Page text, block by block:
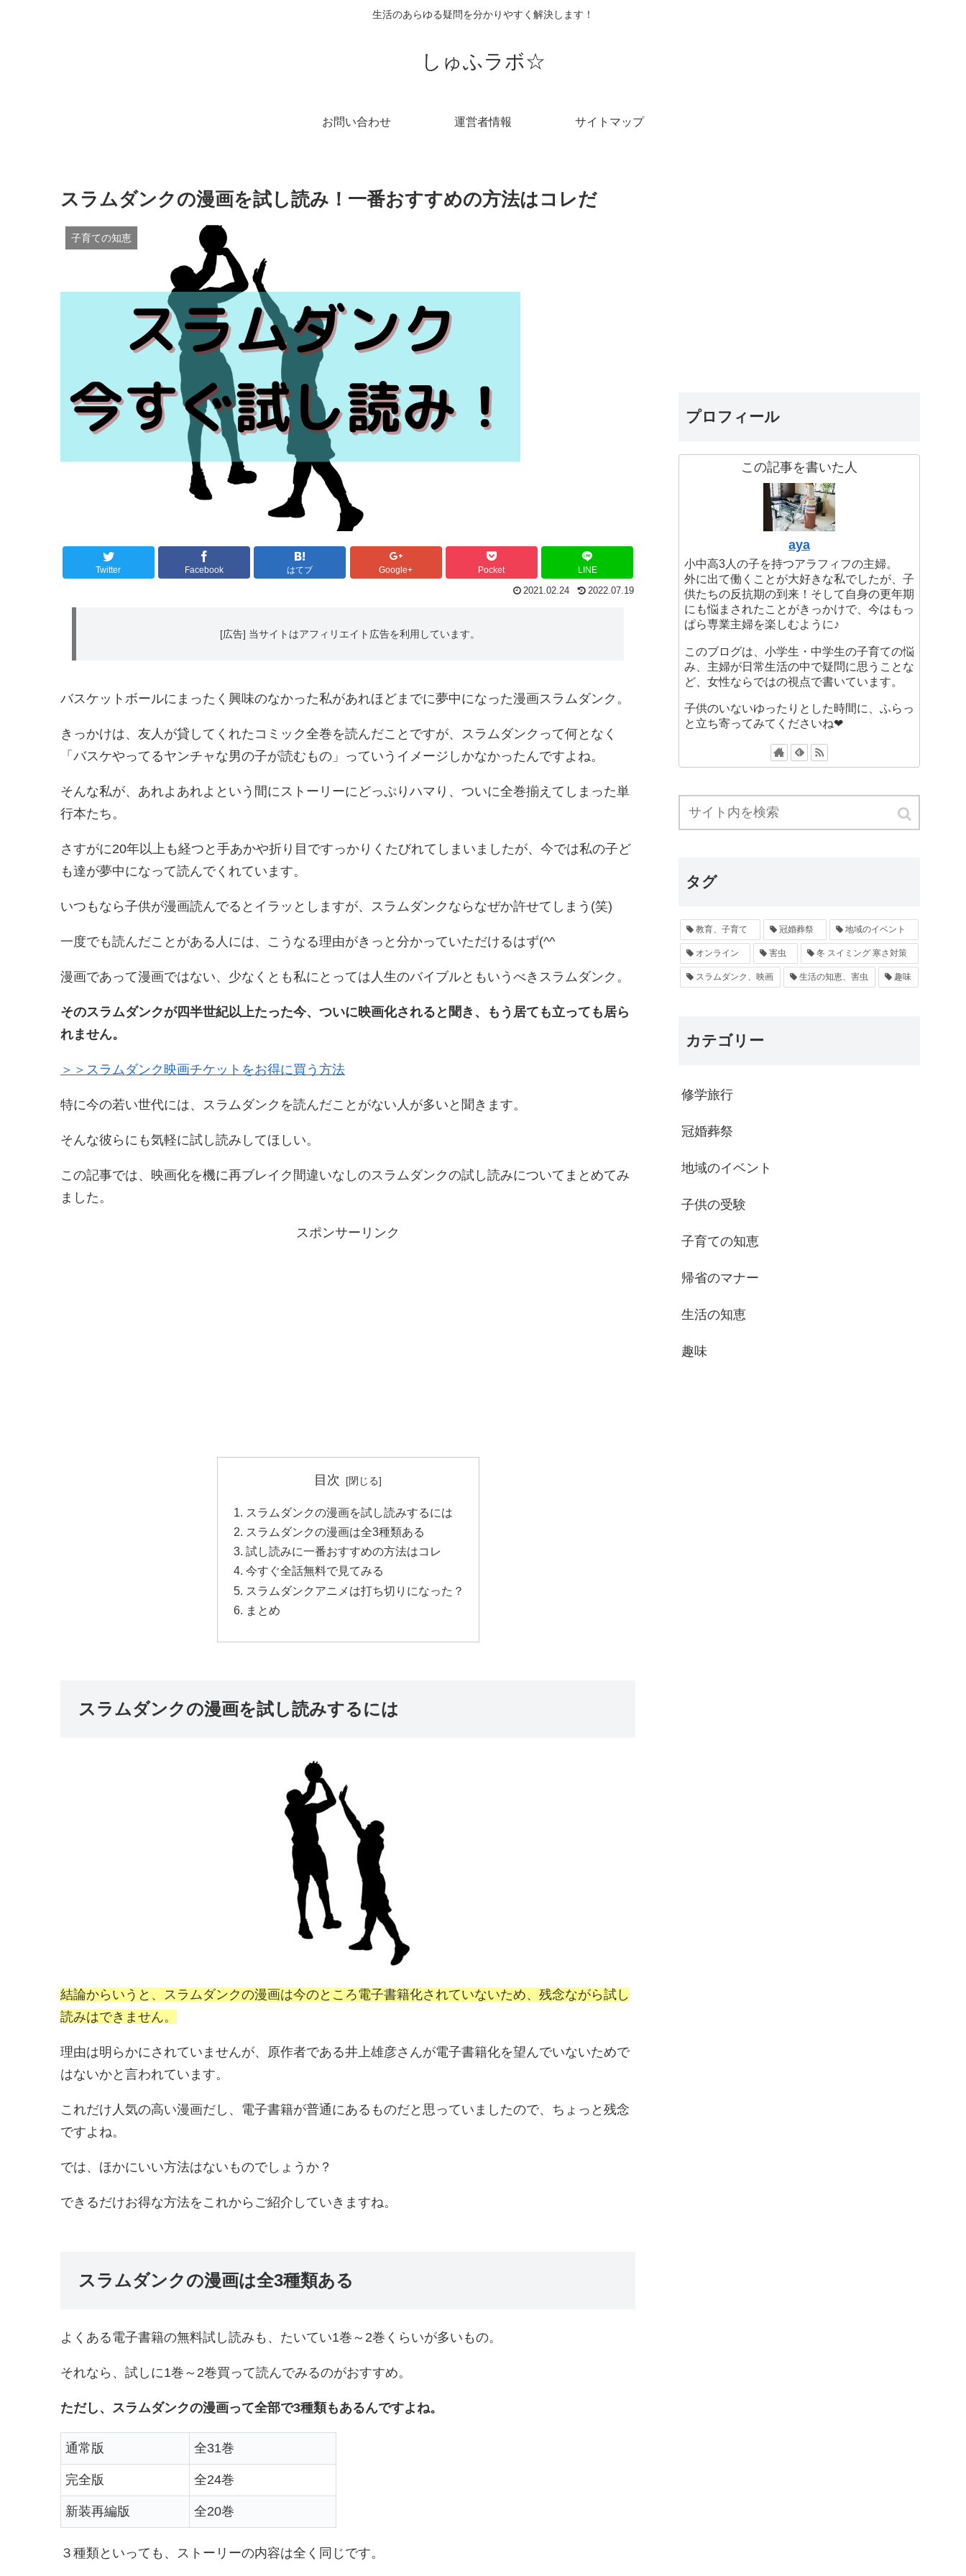
生活のあらゆる疑問を分かりやすく解決します！
しゅふラボ☆
お問い合わせ 運営者情報 サイトマップ
スラムダンクの漫画を試し読み！一番おすすめの方法はコレだ
子育ての知恵
Twitter Facebook はてブ Google+ Pocket LINE
2021.02.24 2022.07.19
[広告] 当サイトはアフィリエイト広告を利用しています。
バスケットボールにまったく興味のなかった私があれほどまでに夢中になった漫画スラムダンク。
きっかけは、友人が貸してくれたコミック全巻を読んだことですが、スラムダンクって何となく
「バスケやってるヤンチャな男の子が読むもの」っていうイメージしかなかったんですよね。
そんな私が、あれよあれよという間にストーリーにどっぷりハマり、ついに全巻揃えてしまった単
行本たち。
さすがに20年以上も経つと手あかや折り目ですっかりくたびれてしまいましたが、今では私の子ど
も達が夢中になって読んでくれています。
いつもなら子供が漫画読んでるとイラッとしますが、スラムダンクならなぜか許せてしまう(笑)
一度でも読んだことがある人には、こうなる理由がきっと分かっていただけるはず(^^
漫画であって漫画ではない、少なくとも私にとっては人生のバイブルともいうべきスラムダンク。
そのスラムダンクが四半世紀以上たった今、ついに映画化されると聞き、もう居ても立っても居ら
れません。
＞＞スラムダンク映画チケットをお得に買う方法
特に今の若い世代には、スラムダンクを読んだことがない人が多いと聞きます。
そんな彼らにも気軽に試し読みしてほしい。
この記事では、映画化を機に再ブレイク間違いなしのスラムダンクの試し読みについてまとめてみ
ました。
スポンサーリンク
目次
スラムダンクの漫画を試し読みするには
スラムダンクの漫画は全3種類ある
試し読みに一番おすすめの方法はコレ
今すぐ全話無料で見てみる
スラムダンクアニメは打ち切りになった？
まとめ
スラムダンクの漫画を試し読みするには
結論からいうと、スラムダンクの漫画は今のところ電子書籍化されていないため、残念ながら試し
読みはできません。
理由は明らかにされていませんが、原作者である井上雄彦さんが電子書籍化を望んでいないためで
はないかと言われています。
これだけ人気の高い漫画だし、電子書籍が普通にあるものだと思っていましたので、ちょっと残念
ですよね。
では、ほかにいい方法はないものでしょうか？
できるだけお得な方法をこれからご紹介していきますね。
スラムダンクの漫画は全3種類ある
よくある電子書籍の無料試し読みも、たいてい1巻～2巻くらいが多いもの。
それなら、試しに1巻～2巻買って読んでみるのがおすすめ。
ただし、スラムダンクの漫画って全部で3種類もあるんですよね。
通常版 全31巻
完全版 全24巻
新装再編版 全20巻
３種類といっても、ストーリーの内容は全く同じです。
プロフィール
この記事を書いた人
aya
小中高3人の子を持つアラフィフの主婦。
外に出て働くことが大好きな私でしたが、子
供たちの反抗期の到来！そして自身の更年期
にも悩まされたことがきっかけで、今はもっ
ぱら専業主婦を楽しむように♪
このブログは、小学生・中学生の子育ての悩
み、主婦が日常生活の中で疑問に思うことな
ど、女性ならではの視点で書いています。
子供のいないゆったりとした時間に、ふらっ
と立ち寄ってみてくださいね❤
タグ
教育、子育て 冠婚葬祭 地域のイベント
オンライン 害虫 冬 スイミング 寒さ対策
スラムダンク、映画 生活の知恵、害虫 趣味
カテゴリー
修学旅行
冠婚葬祭
地域のイベント
子供の受験
子育ての知恵
帰省のマナー
生活の知恵
趣味